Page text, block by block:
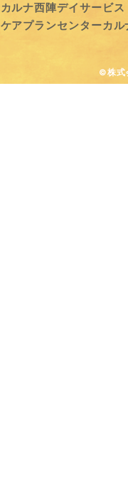
カルナ西陣デイサービス
ケアプランセンターカル
©株式